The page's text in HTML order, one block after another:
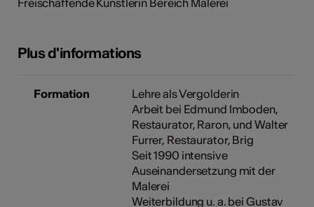
Plus d'informations
Formation
Lehre als Vergolderin
Arbeit bei Edmund Imboden,
Restaurator, Raron, und Walter
Furrer, Restaurator, Brig
Seit 1990 intensive
Auseinandersetzung mit der
Malerei
Weiterbildung u. a. bei Gustav